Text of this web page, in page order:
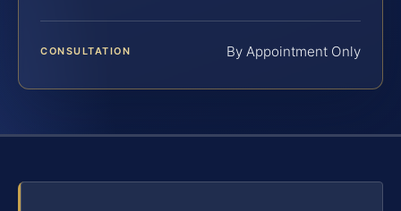
CONSULTATION By Appointment Only